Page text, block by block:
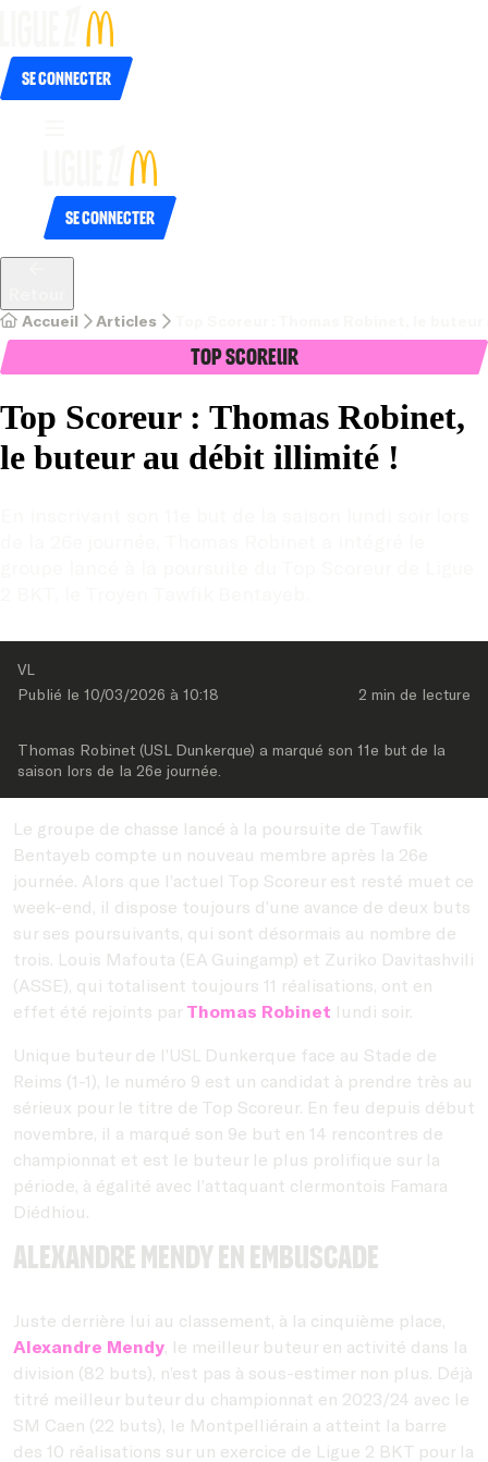
Se connecter
Se connecter
Accueil Articles
Top Scoreur
Top Scoreur : Thomas Robinet,
le buteur au débit illimité !
VL
Publié le 10/03/2026 à 10:18 2 min de lecture
Thomas Robinet (USL Dunkerque) a marqué son 11e but de la
saison lors de la 26e journée.
Le groupe de chasse lancé à la poursuite de Tawfik
Bentayeb compte un nouveau membre après la 26e
journée. Alors que l’actuel Top Scoreur est resté muet ce
week-end, il dispose toujours d’une avance de deux buts
sur ses poursuivants, qui sont désormais au nombre de
trois. Louis Mafouta (EA Guingamp) et Zuriko Davitashvili
(ASSE), qui totalisent toujours 11 réalisations, ont en
effet été rejoints par Thomas Robinet lundi soir.
Unique buteur de l’USL Dunkerque face au Stade de
Reims (1-1), le numéro 9 est un candidat à prendre très au
sérieux pour le titre de Top Scoreur. En feu depuis début
novembre, il a marqué son 9e but en 14 rencontres de
championnat et est le buteur le plus prolifique sur la
période, à égalité avec l’attaquant clermontois Famara
Diédhiou.
Alexandre Mendy en embuscade
Juste derrière lui au classement, à la cinquième place,
Alexandre Mendy, le meilleur buteur en activité dans la
division (82 buts), n’est pas à sous-estimer non plus. Déjà
titré meilleur buteur du championnat en 2023/24 avec le
SM Caen (22 buts), le Montpelliérain a atteint la barre
des 10 réalisations sur un exercice de Ligue 2 BKT pour la